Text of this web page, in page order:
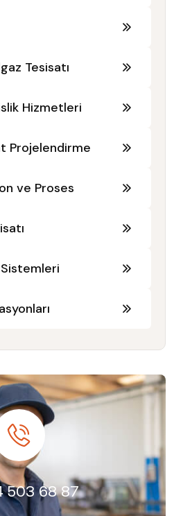
Tesisatı
Hizmetleri
Projelendirme
ve Proses
503 68 87